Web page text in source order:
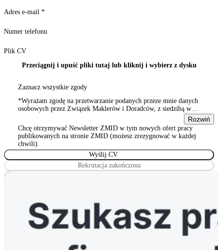
Adres e-mail *
Numer telefonu
Plik CV
Przeciągnij i upuść pliki tutaj lub kliknij i wybierz z dysku
Zaznacz wszystkie zgody
*Wyrażam zgodę na przetwarzanie podanych przeze mnie danych
osobowych przez Związek Maklerów i Doradców, z siedzibą w
stowarzyszeń, innych organizacji społecznych i zawodowych,
Wyrażam zgodę na przetwarzanie podanych przeze mnie danych
osobowych przez Związek Maklerów i Doradców, z siedzibą w
Warszawie 00-815, ul. Sienna 93/2, wpisanym do rejestru
stowarzyszeń, innych organizacji społecznych i zawodowych
Rozwiń
Chcę otrzymywać Newsletter ZMID w tym nowych ofert pracy
publikowanych na stronie ZMID (możesz zrezygnować w każdej
chwili).
Rekrutacja zakończona